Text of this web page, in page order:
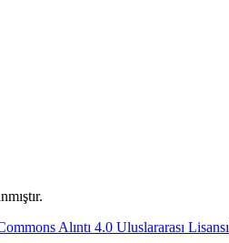
Alıntı 4.0 Uluslararası Lisansı